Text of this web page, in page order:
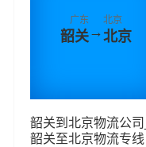
广东
韶关→
北京
北京
韶关到北京物流公司_
韶关至北京物流专线